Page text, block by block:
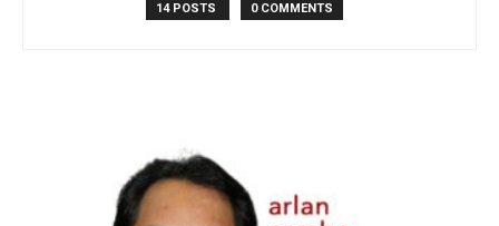
14 POSTS 0 COMMENTS